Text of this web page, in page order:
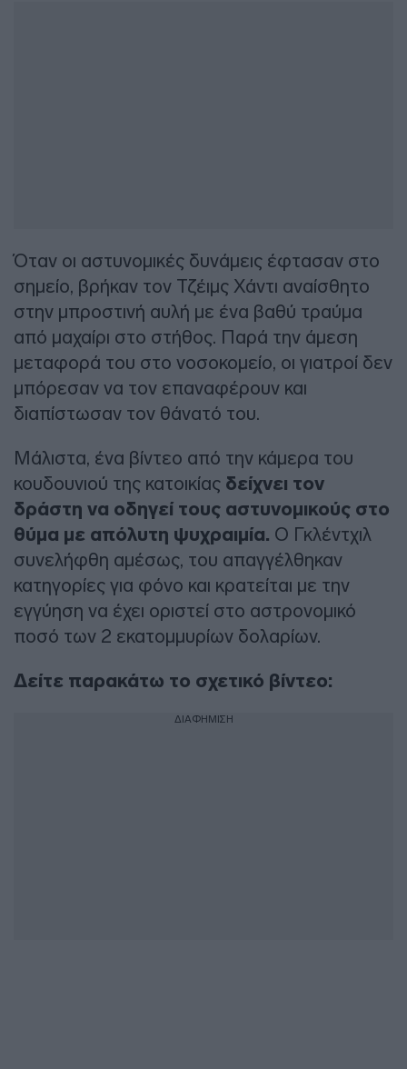
Όταν οι αστυνομικές δυνάμεις έφτασαν στο
σημείο, βρήκαν τον Τζέιμς Χάντι αναίσθητο
στην μπροστινή αυλή με ένα βαθύ τραύμα
από μαχαίρι στο στήθος. Παρά την άμεση
μεταφορά του στο νοσοκομείο, οι γιατροί δεν
μπόρεσαν να τον επαναφέρουν και
διαπίστωσαν τον θάνατό του.
Μάλιστα, ένα βίντεο από την κάμερα του
κουδουνιού της κατοικίας δείχνει τον
δράστη να οδηγεί τους αστυνομικούς στο
θύμα με απόλυτη ψυχραιμία. Ο Γκλέντχιλ
συνελήφθη αμέσως, του απαγγέλθηκαν
κατηγορίες για φόνο και κρατείται με την
εγγύηση να έχει οριστεί στο αστρονομικό
ποσό των 2 εκατομμυρίων δολαρίων.
Δείτε παρακάτω το σχετικό βίντεο:
ΔΙΑΦΗΜΙΣΗ